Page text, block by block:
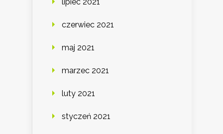
lipiec 2021
czerwiec 2021
maj 2021
marzec 2021
luty 2021
styczeń 2021